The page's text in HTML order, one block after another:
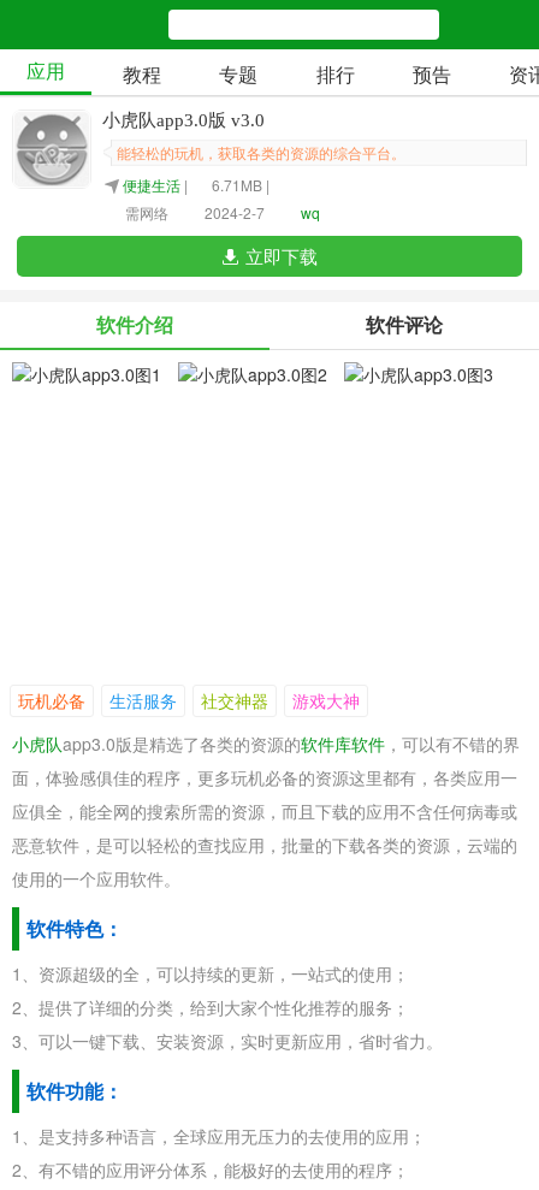
应用 教程 专题 排行 预告 资
小虎队app3.0版 v3.0
能轻松的玩机，获取各类的资源的综合平台。
便捷生活 |
6.71MB |
需网络
2024-2-7 wq
立即下载
软件介绍 软件评论
玩机必备 生活服务 社交神器
游戏大神
小虎队app3.0版是精选了各类的资源的软件库软件 ，可以有不错的界
面，体验感俱佳的程序，更多玩机必备的资源这里都有，各类应用一
应俱全，能全网的搜索所需的资源，而且下载的应用不含任何病毒或
恶意软件，是可以轻松的查找应用，批量的下载各类的资源，云端的
使用的一个应用软件。
软件特色：
1、资源超级的全，可以持续的更新，一站式的使用；
2、提供了详细的分类，给到大家个性化推荐的服务；
3、可以一键下载、安装资源，实时更新应用，省时省力。
软件功能：
1、是支持多种语言，全球应用无压力的去使用的应用；
2、有不错的应用评分体系，能极好的去使用的程序；